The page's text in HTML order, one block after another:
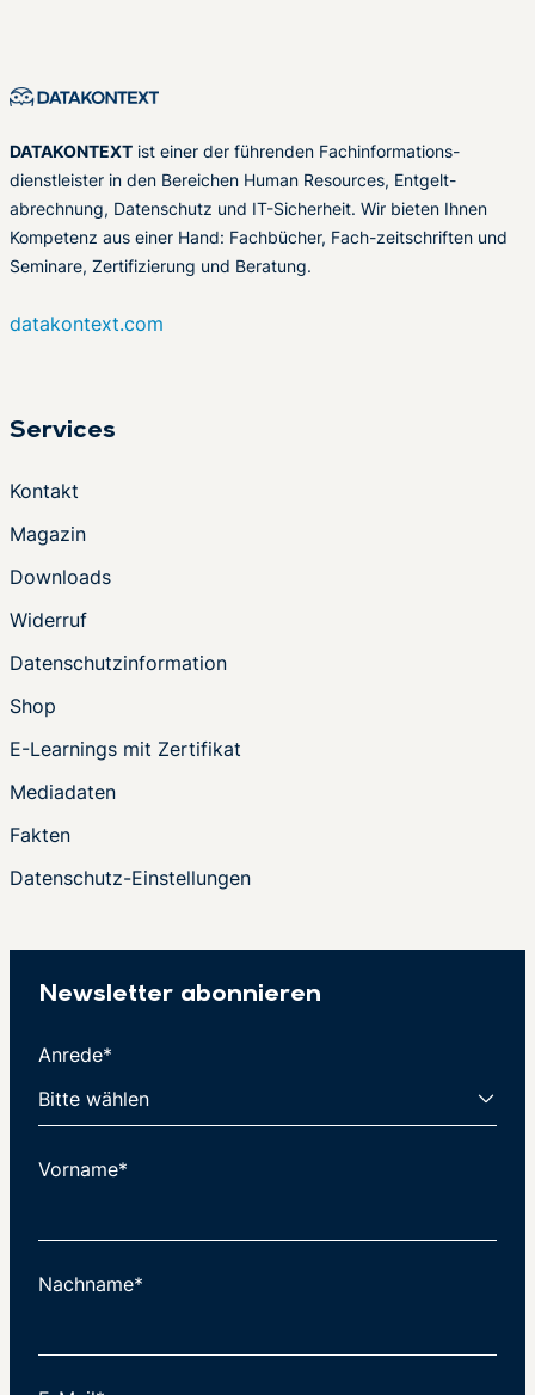
DATAKONTEXT ist einer der führenden Fachinformations-
dienstleister in den Bereichen Human Resources, Entgelt-
abrechnung, Datenschutz und IT-Sicherheit. Wir bieten Ihnen
Kompetenz aus einer Hand: Fachbücher, Fach-zeitschriften und
Seminare, Zertifizierung und Beratung.
datakontext.com
Services
Kontakt
Magazin
Downloads
Widerruf
Datenschutzinformation
Shop
E-Learnings mit Zertifikat
Mediadaten
Fakten
Datenschutz-Einstellungen
Newsletter abonnieren
Anrede*
Vorname*
Nachname*